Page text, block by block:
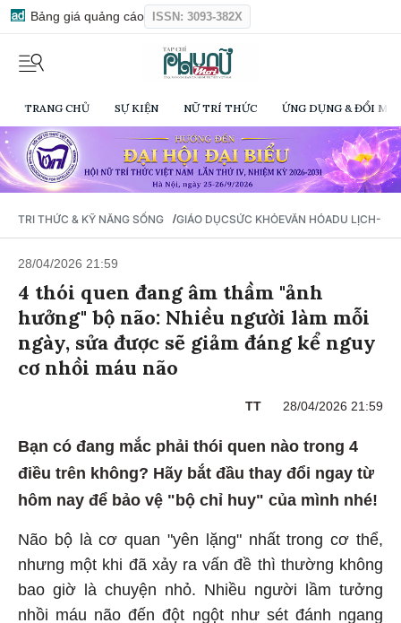
Bảng giá quảng cáo ISSN: 3093-382X
TRANG CHỦ SỰ KIỆN NỮ TRÍ THỨC ỨNG DỤNG & ĐỔI
TRI THỨC & KỸ NĂNG SỐNG /GIÁO DỤCSỨC KHỎEVĂN HÓADU LỊCH-
28/04/2026 21:59
4 thói quen đang âm thầm "ảnh
hưởng" bộ não: Nhiều người làm mỗi
ngày, sửa được sẽ giảm đáng kể nguy
cơ nhồi máu não
TT 28/04/2026 21:59
Bạn có đang mắc phải thói quen nào trong 4
điều trên không? Hãy bắt đầu thay đổi ngay từ
hôm nay để bảo vệ "bộ chỉ huy" của mình nhé!
Não bộ là cơ quan "yên lặng" nhất trong cơ thể,
nhưng một khi đã xảy ra vấn đề thì thường không
bao giờ là chuyện nhỏ. Nhiều người lầm tưởng
nhồi máu não đến đột ngột như sét đánh ngang